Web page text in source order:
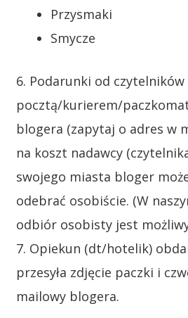
Przysmaki
Smycze
6. Podarunki od czytelników
pocztą/kurierem/
blogera (zapytaj o adres w
na koszt nadawcy
swojego miasta bloger
odebrać osobiście. (W
odbiór osobisty jest
7. Opiekun (dt/hotelik)
przesyła zdjęcie paczki i
mailowy blogera.